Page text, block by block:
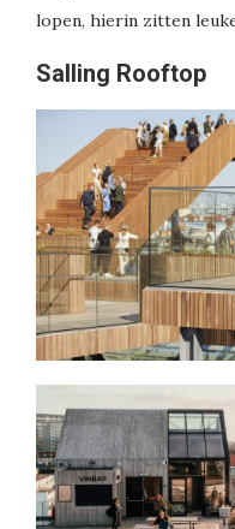
lopen, hierin zitten
Salling Rooftop